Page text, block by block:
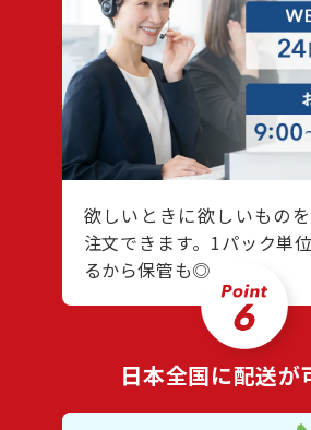
欲しいときに欲しいもの
注文できます。1パック単
るから保管も◎
日本全国に配送が